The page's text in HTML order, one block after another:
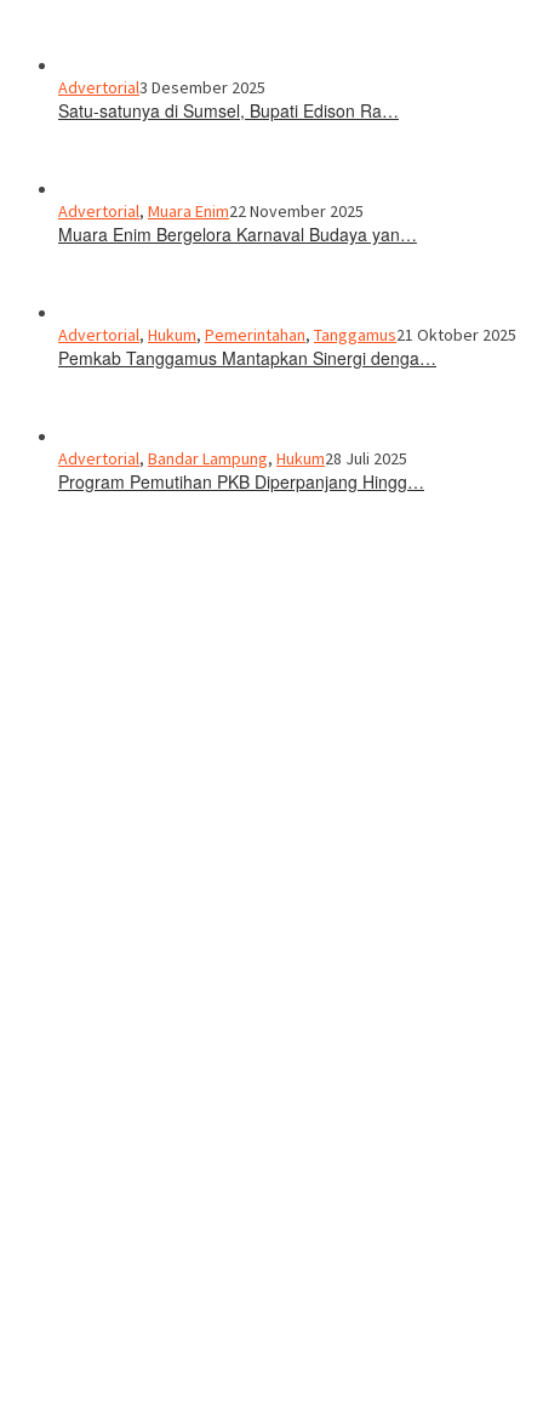
Advertorial3 Desember 2025
Satu-satunya di Sumsel, Bupati Edison Ra…
Advertorial, Muara Enim22 November 2025
Muara Enim Bergelora Karnaval Budaya yan…
Advertorial, Hukum, Pemerintahan, Tanggamus21 Oktober 2025
Pemkab Tanggamus Mantapkan Sinergi denga…
Advertorial, Bandar Lampung, Hukum28 Juli 2025
Program Pemutihan PKB Diperpanjang Hingg…